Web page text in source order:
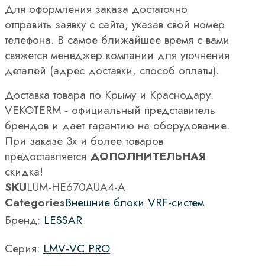
Для оформления заказа достаточно
отправить заявку с сайта, указав свой номер
телефона. В самое ближайшее время с вами
свяжется менеджер компании для уточнения
деталей (адрес доставки, способ оплаты).
Доставка товара по Крыму и Краснодару.
VEKOTERM - официальный представитель
брендов и дает гарантию на оборудование.
При заказе 3х и более товаров
предоставляется ДОПОЛНИТЕЛЬНАЯ
скидка!
SKULUM-HE670AUA4-A
CategoriesВнешние блоки VRF-систем
Бренд: LESSAR
Серия: LMV-VC PRO